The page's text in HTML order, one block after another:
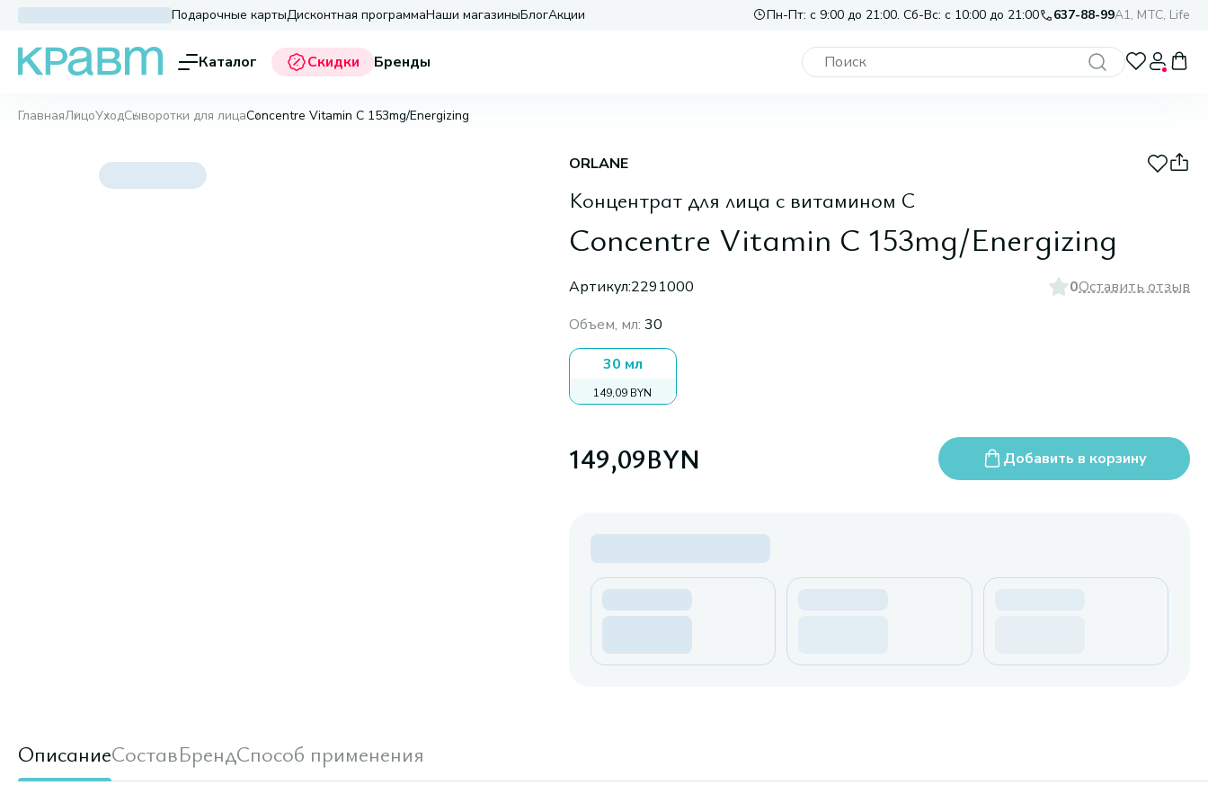
Подарочные картыДисконтная программаНаши магазиныБлогАкции Пн-Пт: с 9:00 до 21:00. Сб-Вс: с 10:00 до 21:00 637-88-99A1, МТС, Life
Каталог Скидки Бренды
ГлавнаяЛицоУходСыворотки для лицаConcentre Vitamin C 153mg/Energizing
ORLANE
Концентрат для лица с витамином С
Concentre Vitamin C 153mg/Energizing
Артикул:2291000 0Оставить отзыв
Объем, мл: 30
30 мл
149,09 BYN
149,09BYN Добавить в корзину
ОписаниеСоставБрендСпособ применения